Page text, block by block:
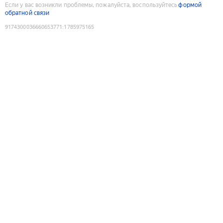
Если у вас возникли проблемы, пожалуйста, воспользуйтесьформой
обратной связи
9174300036660653771 :1785975165